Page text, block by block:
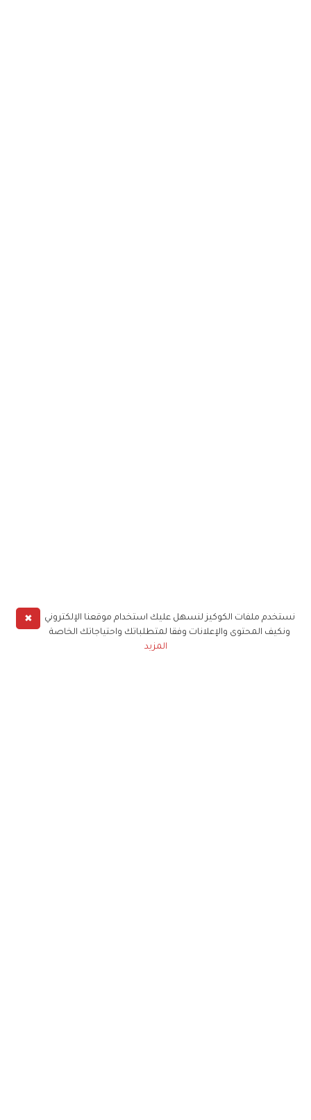
✖
نستخدم ملفات الكوكيز لنسهل عليك استخدام موقعنا الإلكتروني
ونكيف المحتوى والإعلانات وفقا لمتطلباتك واحتياجاتك الخاصة
المزيد